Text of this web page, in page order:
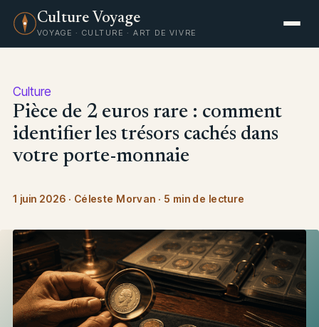
Culture Voyage
VOYAGE · CULTURE · ART DE VIVRE
Culture
Pièce de 2 euros rare : comment
identifier les trésors cachés dans
votre porte-monnaie
1 juin 2026 · Céleste Morvan · 5 min de lecture